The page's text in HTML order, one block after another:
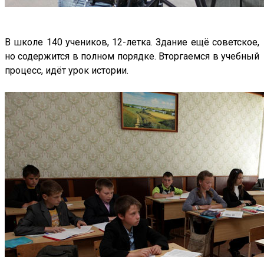
В школе 140 учеников, 12-летка. Здание ещё советское,
но содержится в полном порядке. Вторгаемся в учебный
процесс, идёт урок истории.